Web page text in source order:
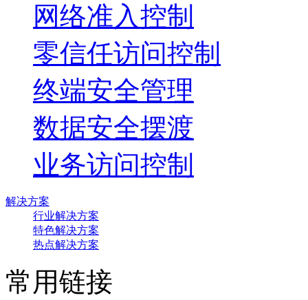
网络准入控制
零信任访问控制
终端安全管理
数据安全摆渡
业务访问控制
解决方案
行业解决方案
特色解决方案
热点解决方案
常用链接